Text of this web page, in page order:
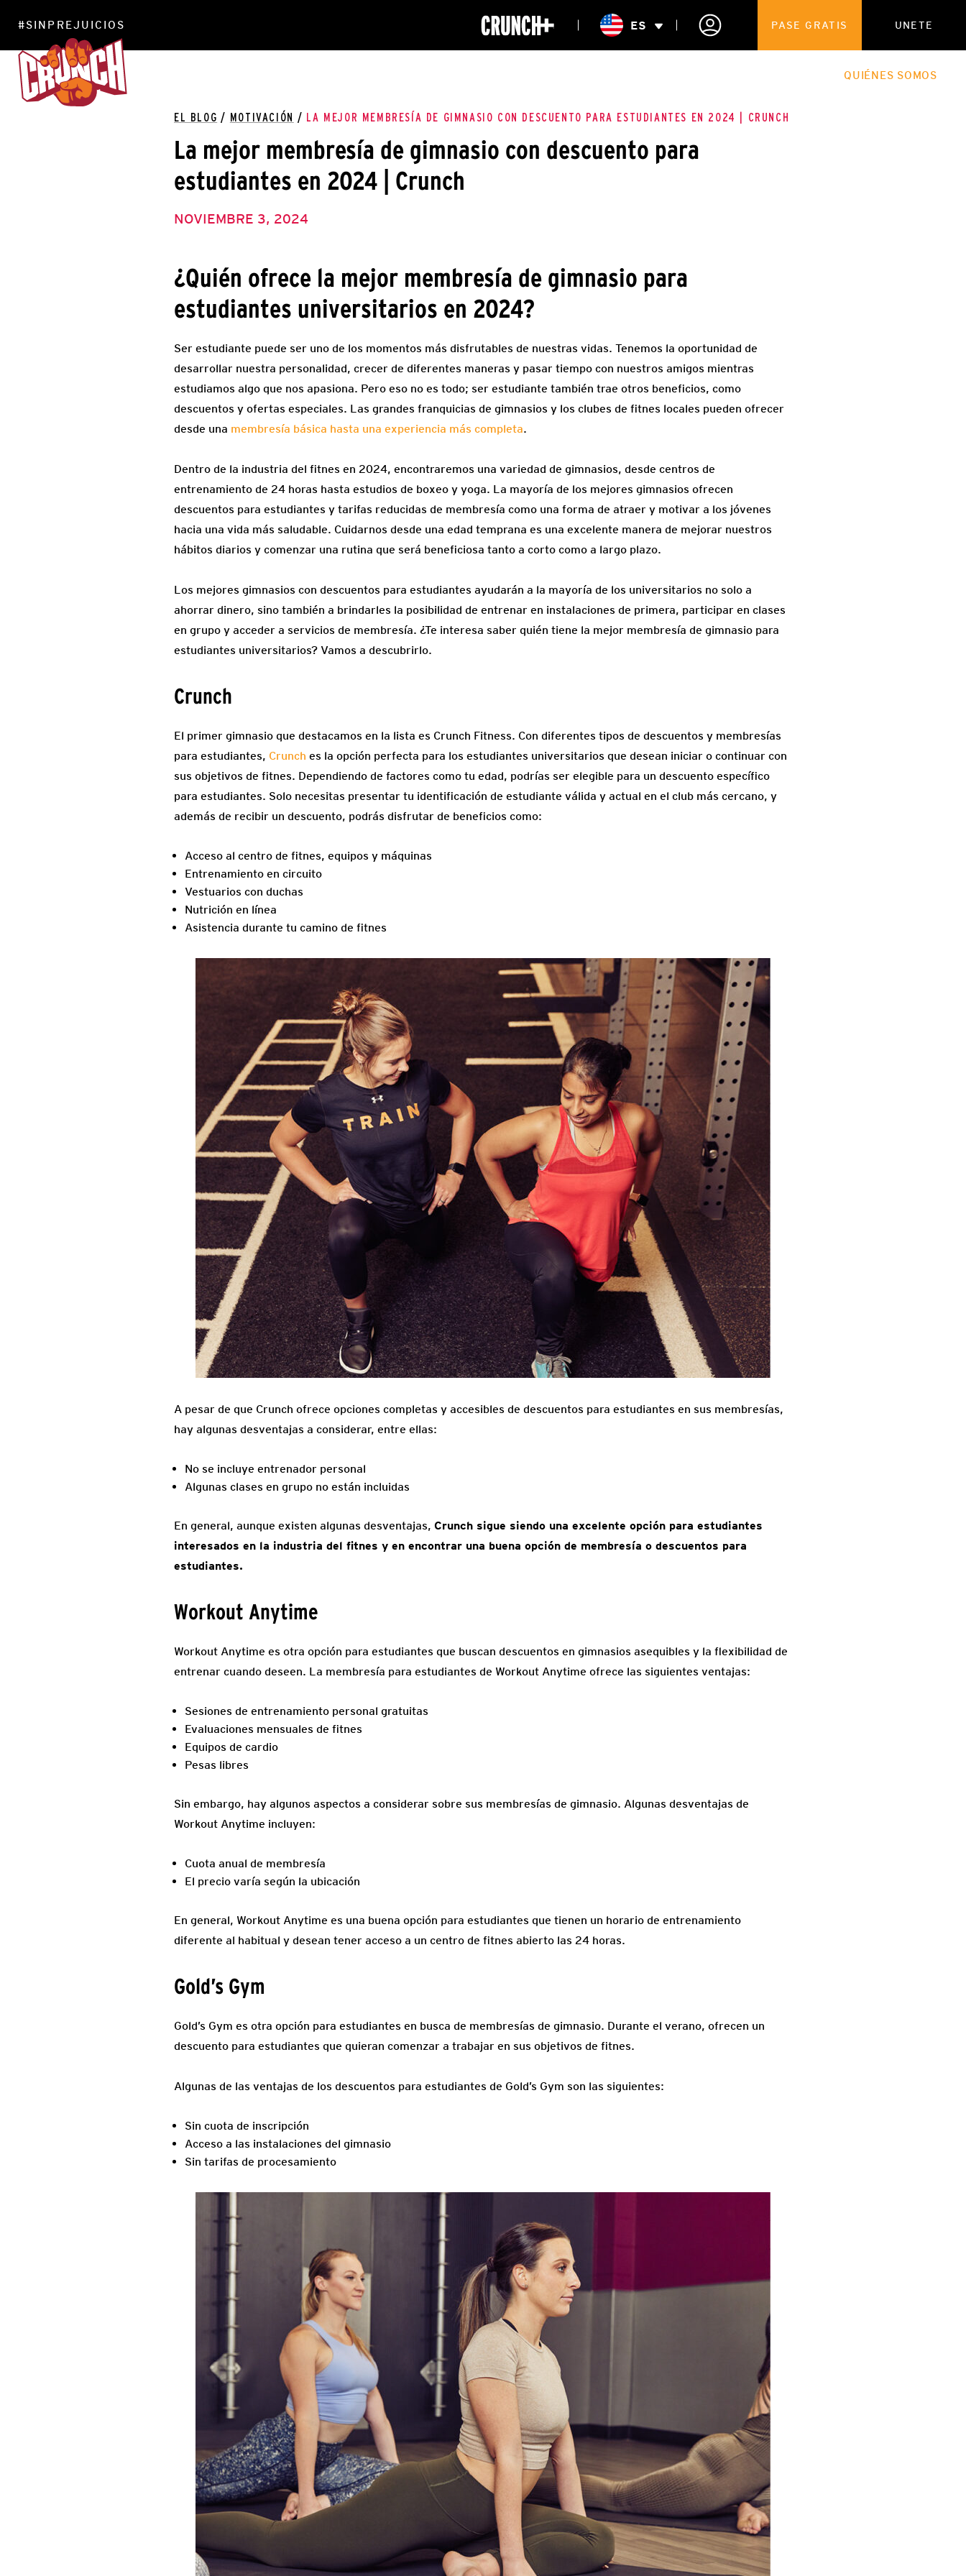
#SINPREJUICIOS
ONLINE
WORKOUTS
ES PASE GRATIS UNETE
QUIÉNES SOMOS
EL BLOG / MOTIVACIÓN / LA MEJOR MEMBRESÍA DE GIMNASIO CON DESCUENTO PARA ESTUDIANTES EN 2024 | CRUNCH
La mejor membresía de gimnasio con descuento para
estudiantes en 2024 | Crunch
NOVIEMBRE 3, 2024
¿Quién ofrece la mejor membresía de gimnasio para
estudiantes universitarios en 2024?
Ser estudiante puede ser uno de los momentos más disfrutables de nuestras vidas. Tenemos la oportunidad de
desarrollar nuestra personalidad, crecer de diferentes maneras y pasar tiempo con nuestros amigos mientras
estudiamos algo que nos apasiona. Pero eso no es todo; ser estudiante también trae otros beneficios, como
descuentos y ofertas especiales. Las grandes franquicias de gimnasios y los clubes de fitnes locales pueden ofrecer
desde una membresía básica hasta una experiencia más completa.
Dentro de la industria del fitnes en 2024, encontraremos una variedad de gimnasios, desde centros de
entrenamiento de 24 horas hasta estudios de boxeo y yoga. La mayoría de los mejores gimnasios ofrecen
descuentos para estudiantes y tarifas reducidas de membresía como una forma de atraer y motivar a los jóvenes
hacia una vida más saludable. Cuidarnos desde una edad temprana es una excelente manera de mejorar nuestros
hábitos diarios y comenzar una rutina que será beneficiosa tanto a corto como a largo plazo.
Los mejores gimnasios con descuentos para estudiantes ayudarán a la mayoría de los universitarios no solo a
ahorrar dinero, sino también a brindarles la posibilidad de entrenar en instalaciones de primera, participar en clases
en grupo y acceder a servicios de membresía. ¿Te interesa saber quién tiene la mejor membresía de gimnasio para
estudiantes universitarios? Vamos a descubrirlo.
Crunch
El primer gimnasio que destacamos en la lista es Crunch Fitness. Con diferentes tipos de descuentos y membresías
para estudiantes, Crunch es la opción perfecta para los estudiantes universitarios que desean iniciar o continuar con
sus objetivos de fitnes. Dependiendo de factores como tu edad, podrías ser elegible para un descuento específico
para estudiantes. Solo necesitas presentar tu identificación de estudiante válida y actual en el club más cercano, y
además de recibir un descuento, podrás disfrutar de beneficios como:
Acceso al centro de fitnes, equipos y máquinas
Entrenamiento en circuito
Vestuarios con duchas
Nutrición en línea
Asistencia durante tu camino de fitnes
A pesar de que Crunch ofrece opciones completas y accesibles de descuentos para estudiantes en sus membresías,
hay algunas desventajas a considerar, entre ellas:
No se incluye entrenador personal
Algunas clases en grupo no están incluidas
En general, aunque existen algunas desventajas, Crunch sigue siendo una excelente opción para estudiantes
interesados en la industria del fitnes y en encontrar una buena opción de membresía o descuentos para
estudiantes.
Workout Anytime
Workout Anytime es otra opción para estudiantes que buscan descuentos en gimnasios asequibles y la flexibilidad de
entrenar cuando deseen. La membresía para estudiantes de Workout Anytime ofrece las siguientes ventajas:
Sesiones de entrenamiento personal gratuitas
Evaluaciones mensuales de fitnes
Equipos de cardio
Pesas libres
Sin embargo, hay algunos aspectos a considerar sobre sus membresías de gimnasio. Algunas desventajas de
Workout Anytime incluyen:
Cuota anual de membresía
El precio varía según la ubicación
En general, Workout Anytime es una buena opción para estudiantes que tienen un horario de entrenamiento
diferente al habitual y desean tener acceso a un centro de fitnes abierto las 24 horas.
Gold’s Gym
Gold’s Gym es otra opción para estudiantes en busca de membresías de gimnasio. Durante el verano, ofrecen un
descuento para estudiantes que quieran comenzar a trabajar en sus objetivos de fitnes.
Algunas de las ventajas de los descuentos para estudiantes de Gold’s Gym son las siguientes:
Sin cuota de inscripción
Acceso a las instalaciones del gimnasio
Sin tarifas de procesamiento